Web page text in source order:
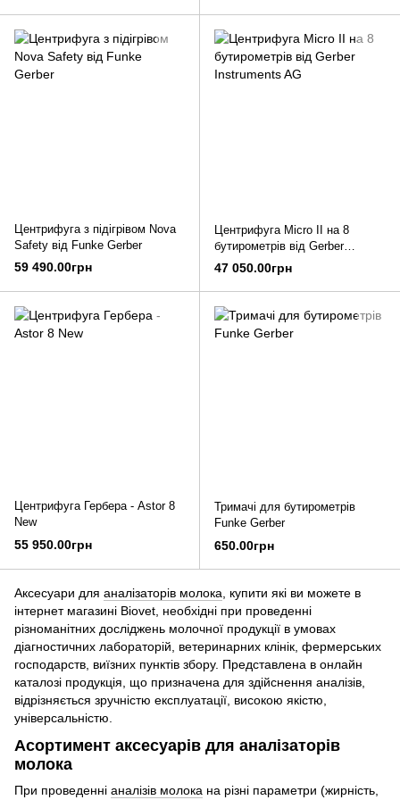
Центрифуга з підігрівом Nova
Safety від Funke Gerber
59 490.00грн
Центрифуга Micro II на 8
бутирометрів від Gerber
Instruments AG
47 050.00грн
Центрифуга Гербера - Astor 8
New
55 950.00грн
Тримачі для бутирометрів
Funke Gerber
650.00грн
Аксесуари для аналізаторів молока , купити які ви можете в
інтернет магазині Biovet, необхідні при проведенні
різноманітних досліджень молочної продукції в умовах
діагностичних лабораторій, ветеринарних клінік, фермерських
господарств, виїзних пунктів збору. Представлена в онлайн
каталозі продукція, що призначена для здійснення аналізів,
відрізняється зручністю експлуатації, високою якістю,
універсальністю.
Асортимент аксесуарів для аналізаторів
молока
При проведенні аналізів молока на різні параметри (жирність,